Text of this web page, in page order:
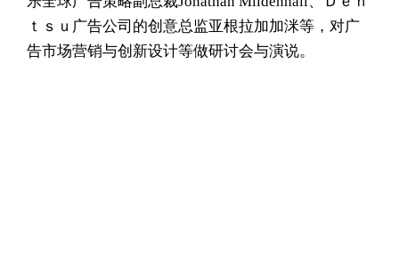
ｔｓｕ广告公司的创意总监亚根拉加加洣等，对广
告市场营销与创新设计等做研讨会与演说。